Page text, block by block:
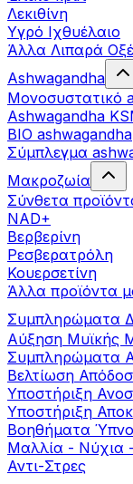
Λεκιθίνη
Υγρό Ιχθυέλαιο
Άλλα Λιπαρά
Ashwagandha
Μονοσυστατικό
Ashwagandha
BIO ashwagandha
Σύμπλεγμα
Μακροζωία
Σύνθετα
NAD+
Βερβερίνη
Ρεσβερατρόλη
Κουερσετίνη
Άλλα προϊόντα
Συμπληρώματα
Αύξηση Μυϊκής
Συμπληρώματα
Βελτίωση
Υποστήριξη
Yποστήριξη
Βοηθήματα
Μαλλία - Νύχια
Αντι-Στρες